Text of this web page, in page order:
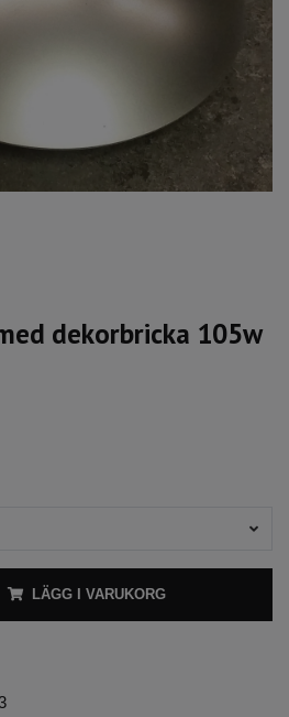
dekorbricka 105w
LÄGG I VARUKORG